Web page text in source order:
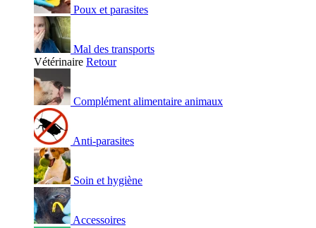
Poux et parasites
Mal des transports
Vétérinaire Retour
Complément alimentaire animaux
Anti-parasites
Soin et hygiène
Accessoires